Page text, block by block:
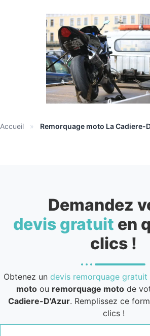
Accueil » Remorquage moto La Cadiere-
Demandez
devis gratuit en
clics !
Obtenez un devis remorquage gratuit
motoou remorquage motode
Cadiere-D'Azur. Remplissez ce
clics !